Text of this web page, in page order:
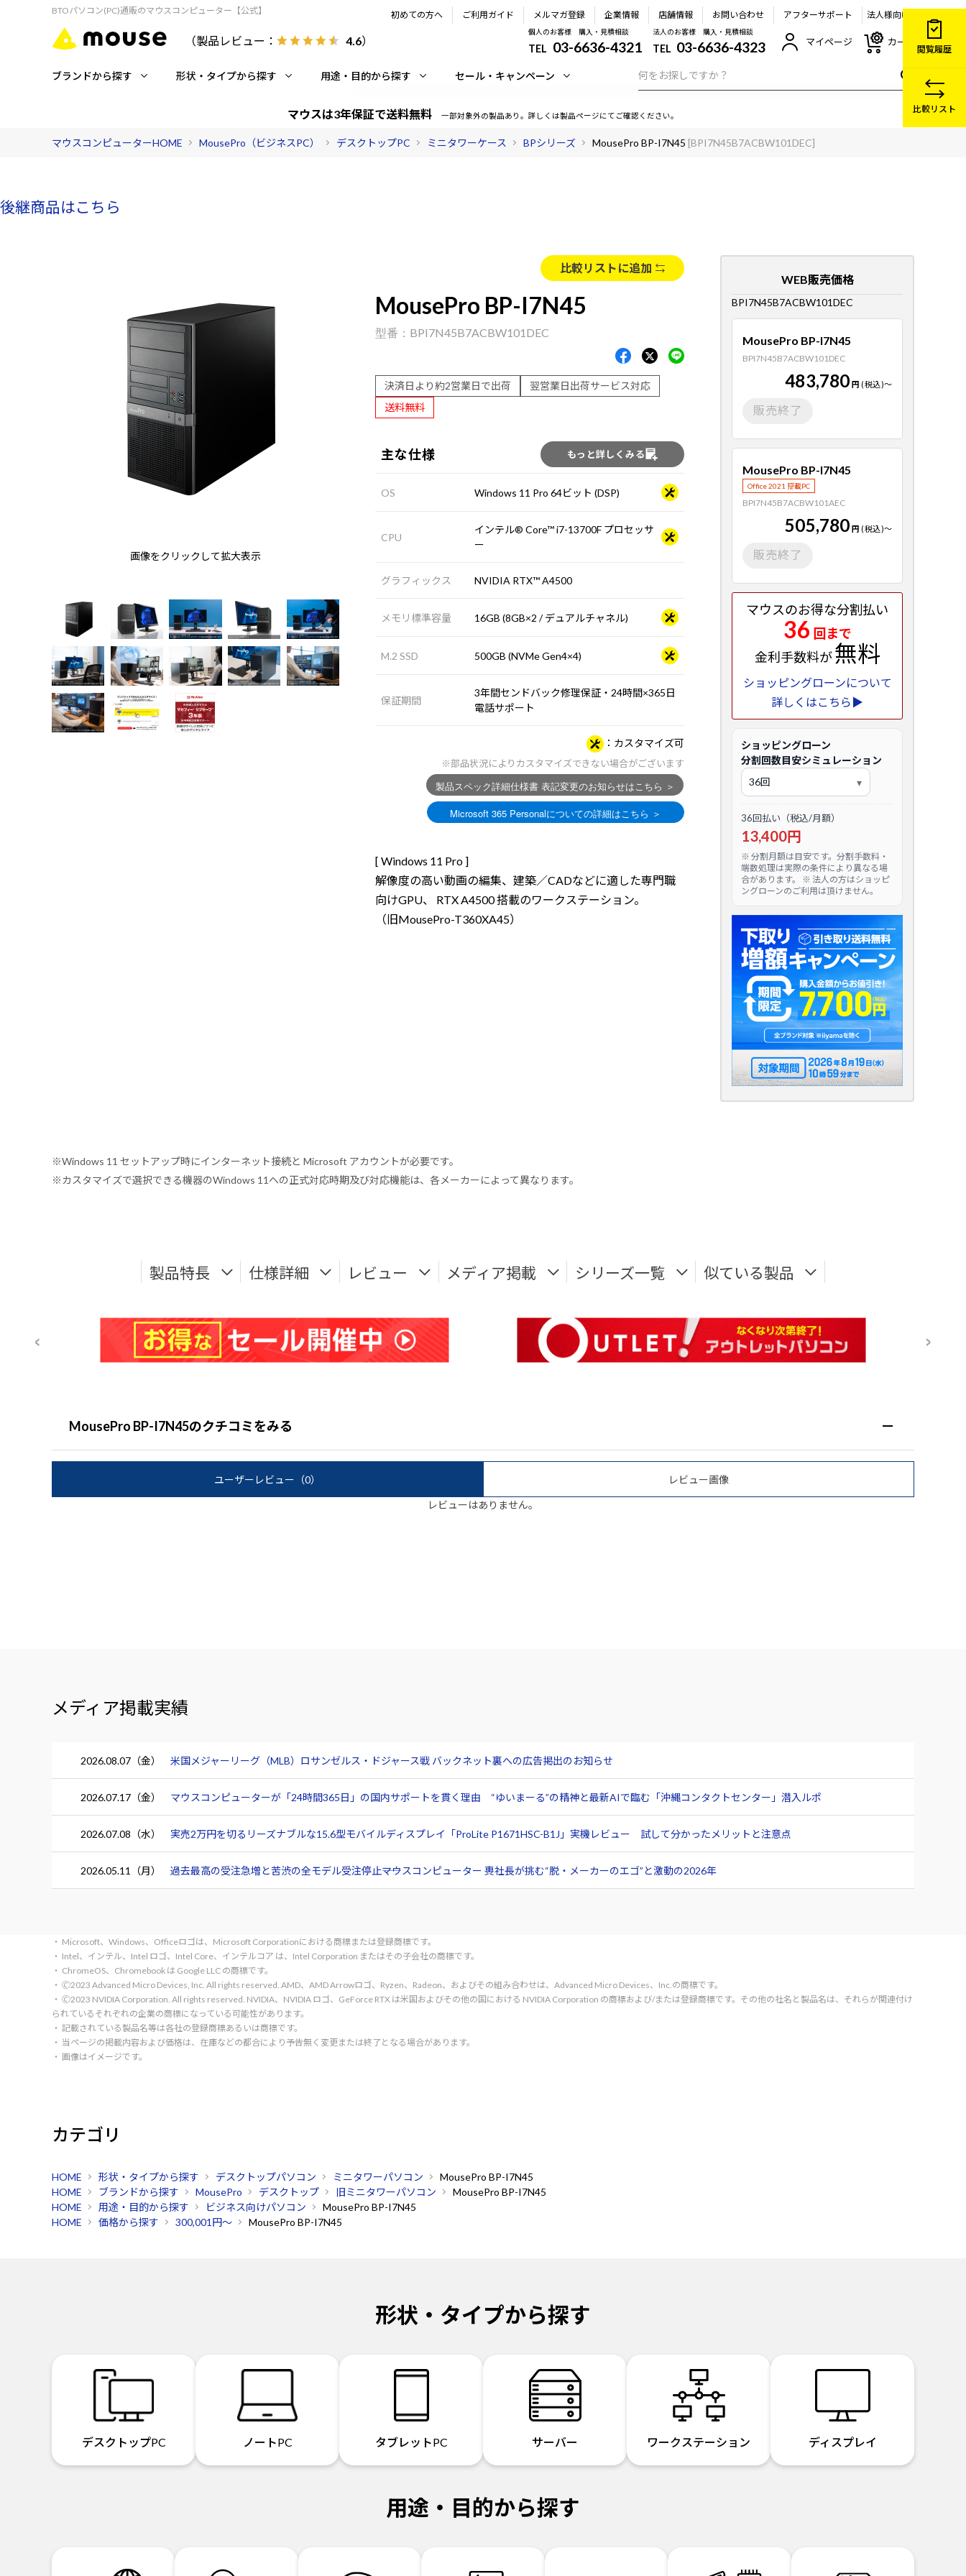
BTOパソコン(PC)通販のマウスコンピューター【公式】
（製品レビュー： 4.6）
初めての方へ ご利用ガイド メルマガ登録 企業情報 店舗情報 お問い合わせ アフターサポート 法人様向け
個人のお客様 購入・見積相談
TEL 03-6636-4321
法人のお客様 購入・見積相談
TEL 03-6636-4323 マイページ カート
ブランドから探す 形状・タイプから探す 用途・目的から探す セール・キャンペーン
マウスは3年保証で送料無料 一部対象外の製品あり。詳しくは製品ページにてご確認ください。
マウスコンピューターHOME MousePro（ビジネスPC） デスクトップPC ミニタワーケース BPシリーズ MousePro BP-I7N45 [BPI7N45B7ACBW101DEC]
後継商品はこちら
画像をクリックして拡大表示
比較リストに追加
MousePro BP-I7N45
BPI7N45B7ACBW101DEC
決済日より約2営業日で出荷
翌営業日出荷サービス対応
送料無料
主な仕様 もっと詳しくみる
OS Windows 11 Pro 64ビット (DSP)
CPU
インテル® Core™ i7-13700F プロセッサ
ー
グラフィックス NVIDIA RTX™ A4500
メモリ標準容量 16GB (8GB×2 / デュアルチャネル)
M.2 SSD 500GB (NVMe Gen4×4)
保証期間
3年間センドバック修理保証・24時間×365日
電話サポート
カスタマイズ可
※部品状況によりカスタマイズできない場合がございます
[ Windows 11 Pro ]
解像度の高い動画の編集、建築／CADなどに適した専門職
向けGPU、 RTX A4500 搭載のワークステーション。
（旧MousePro-T360XA45）
WEB販売価格
BPI7N45B7ACBW101DEC
MousePro BP-I7N45
BPI7N45B7ACBW101DEC
483,780 円 (税込)～
販売終了
MousePro BP-I7N45
Office 2021 搭載PC
BPI7N45B7ACBW101AEC
505,780 円 (税込)～
販売終了
マウスのお得な分割払い
36 回まで
金利手数料が無料
ショッピングローンについて
詳しくはこちら▶
ショッピングローン
分割回数目安シミュレーション
36回払い（税込/月額）
13,400円
※ 分割月額は目安です。分割手数料・
端数処理は実際の条件により異なる場
合があります。 ※ 法人の方はショッピ
ングローンのご利用は頂けません。
※Windows 11 セットアップ時にインターネット接続と Microsoft アカウントが必要です。
※カスタマイズで選択できる機器のWindows 11への正式対応時期及び対応機能は、各メーカーによって異なります。
製品特長 仕様詳細 レビュー メディア掲載 シリーズ一覧 似ている製品
MousePro BP-I7N45のクチコミをみる
ユーザーレビュー （0） レビュー画像
レビューはありません。
メディア掲載実績
2026.08.07（金） 米国メジャーリーグ（MLB）ロサンゼルス・ドジャース戦 バックネット裏への広告掲出のお知らせ
2026.07.17（金） マウスコンピューターが「24時間365日」の国内サポートを貫く理由 “ゆいまーる”の精神と最新AIで臨む「沖縄コンタクトセンター」潜入ルポ
2026.07.08（水） 実売2万円を切るリーズナブルな15.6型モバイルディスプレイ「ProLite P1671HSC-B1J」実機レビュー 試して分かったメリットと注意点
2026.05.11（月） 過去最高の受注急増と苦渋の全モデル受注停止――マウスコンピューター 軣社長が挑む“脱・メーカーのエゴ”と激動の2026年
・ Microsoft、Windows、Officeロゴは、Microsoft Corporationにおける商標または登録商標です。
・ Intel、インテル、Intel ロゴ、Intel Core、インテルコア は、Intel Corporation またはその子会社の商標です。
・ ChromeOS、Chromebook は Google LLC の商標です。
・ 🄫2023 Advanced Micro Devices, Inc. All rights reserved. AMD、AMD Arrowロゴ、Ryzen、Radeon、およびその組み合わせは、Advanced Micro Devices、Inc.の商標です。
・ 🄫2023 NVIDIA Corporation. All rights reserved. NVIDIA、NVIDIA ロゴ、GeForce RTX は米国およびその他の国における NVIDIA Corporation の商標および/または登録商標です。その他の社名と製品名は、それらが関連付け
られているそれぞれの企業の商標になっている可能性があります。
・ 記載されている製品名等は各社の登録商標あるいは商標です。
・ 当ページの掲載内容および価格は、在庫などの都合により予告無く変更または終了となる場合があります。
・ 画像はイメージです。
カテゴリ
HOME 形状・タイプから探す デスクトップパソコン ミニタワーパソコン
MousePro BP-I7N45
HOME
ブランドから探す MousePro デスクトップ 旧ミニタワーパソコン
MousePro BP-I7N45
HOME
用途・目的から探す ビジネス向けパソコン
MousePro BP-I7N45
HOME
価格から探す 300,001円～ MousePro BP-I7N45
形状・タイプから探す
デスクトップPC ノートPC タブレットPC サーバー ワークステーション ディスプレイ
用途・目的から探す
閲覧履歴
比較リスト